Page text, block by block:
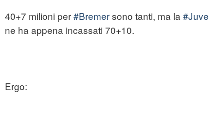
40+7 milioni per#Bremersono tanti, ma la #Juve
ne ha appena incassati 70+10.
Ergo: